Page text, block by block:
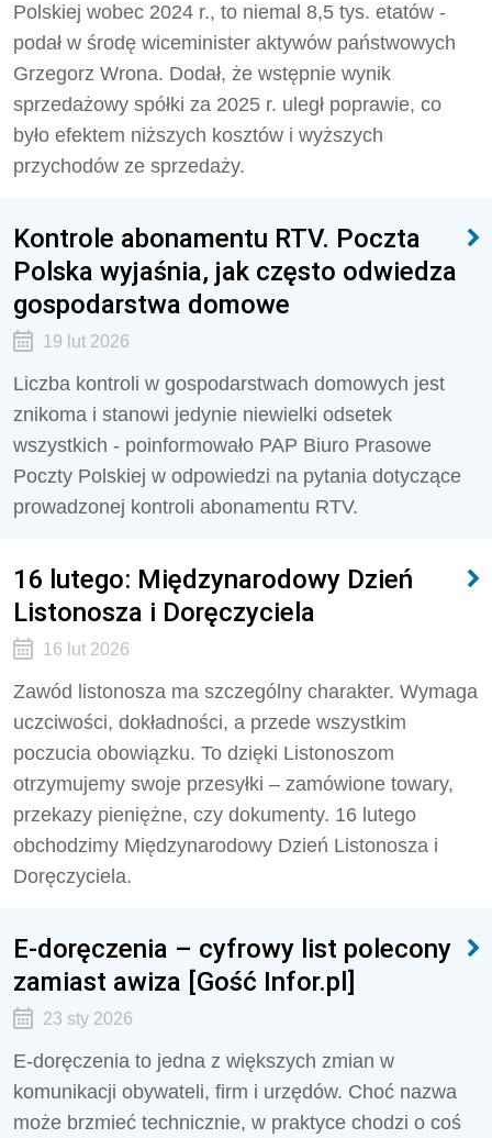
Polskiej wobec 2024 r., to niemal 8,5 tys. etatów -
podał w środę wiceminister aktywów państwowych
Grzegorz Wrona. Dodał, że wstępnie wynik
sprzedażowy spółki za 2025 r. uległ poprawie, co
było efektem niższych kosztów i wyższych
przychodów ze sprzedaży.
Kontrole abonamentu RTV. Poczta
Polska wyjaśnia, jak często odwiedza
gospodarstwa domowe
19 lut 2026
Liczba kontroli w gospodarstwach domowych jest
znikoma i stanowi jedynie niewielki odsetek
wszystkich - poinformowało PAP Biuro Prasowe
Poczty Polskiej w odpowiedzi na pytania dotyczące
prowadzonej kontroli abonamentu RTV.
16 lutego: Międzynarodowy Dzień
Listonosza i Doręczyciela
16 lut 2026
Zawód listonosza ma szczególny charakter. Wymaga
uczciwości, dokładności, a przede wszystkim
poczucia obowiązku. To dzięki Listonoszom
otrzymujemy swoje przesyłki – zamówione towary,
przekazy pieniężne, czy dokumenty. 16 lutego
obchodzimy Międzynarodowy Dzień Listonosza i
Doręczyciela.
E-doręczenia – cyfrowy list polecony
zamiast awiza [Gość Infor.pl]
23 sty 2026
E-doręczenia to jedna z większych zmian w
komunikacji obywateli, firm i urzędów. Choć nazwa
może brzmieć technicznie, w praktyce chodzi o coś